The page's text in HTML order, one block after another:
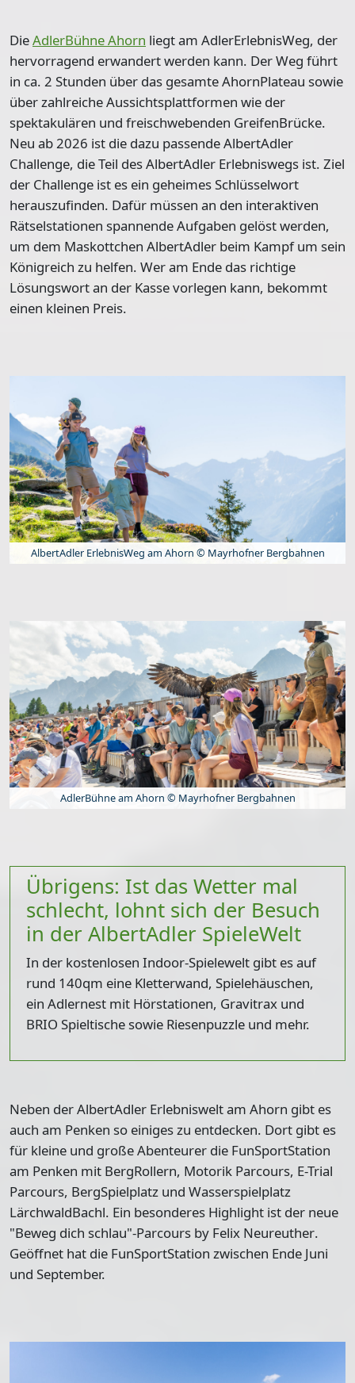
DieAdlerBühne Ahorn liegt am AdlerErlebnisWeg, der
hervorragend erwandert werden kann. Der Weg führt
in ca. 2 Stunden über das gesamte AhornPlateau sowie
über zahlreiche Aussichtsplattformen wie der
spektakulären und freischwebenden GreifenBrücke.
Neu ab 2026 ist die dazu passende AlbertAdler
Challenge, die Teil des AlbertAdler Erlebniswegs ist. Ziel
der Challenge ist es ein geheimes Schlüsselwort
herauszufinden. Dafür müssen an den interaktiven
Rätselstationen spannende Aufgaben gelöst werden,
um dem Maskottchen AlbertAdler beim Kampf um sein
Königreich zu helfen. Wer am Ende das richtige
Lösungswort an der Kasse vorlegen kann, bekommt
einen kleinen Preis.
AlbertAdler ErlebnisWeg am Ahorn © Mayrhofner Bergbahnen
AdlerBühne am Ahorn © Mayrhofner Bergbahnen
Übrigens: Ist das Wetter mal
schlecht, lohnt sich der Besuch
in der AlbertAdler SpieleWelt
In der kostenlosen Indoor-Spielewelt gibt es auf
rund 140qm eine Kletterwand, Spielehäuschen,
ein Adlernest mit Hörstationen, Gravitrax und
BRIO Spieltische sowie Riesenpuzzle und mehr.
Neben der AlbertAdler Erlebniswelt am Ahorn gibt es
auch am Penken so einiges zu entdecken. Dort gibt es
für kleine und große Abenteurer die FunSportStation
am Penken mit BergRollern, Motorik Parcours, E-Trial
Parcours, BergSpielplatz und Wasserspielplatz
LärchwaldBachl. Ein besonderes Highlight ist der neue
"Beweg dich schlau"-Parcours by Felix Neureuther.
Geöffnet hat die FunSportStation zwischen Ende Juni
und September.